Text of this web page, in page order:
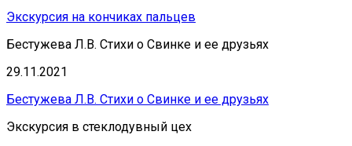
Экскурсия на кончиках пальцев
Бестужева Л.В. Стихи о Свинке и ее друзьях
29.11.2021
Бестужева Л.В. Стихи о Свинке и ее друзьях
Экскурсия в стеклодувный цех